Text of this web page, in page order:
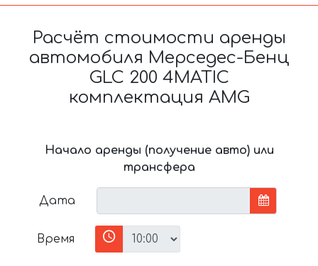
Расчёт стоимости аренды
автомобиля Мерседес-Бенц
GLC 200 4MATIC
комплектация AMG
Начало аренды (получение авто) или
трансфера
Дата
Время